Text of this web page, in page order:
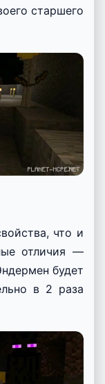
старшего
что и
отличия —
будет
в 2 раза